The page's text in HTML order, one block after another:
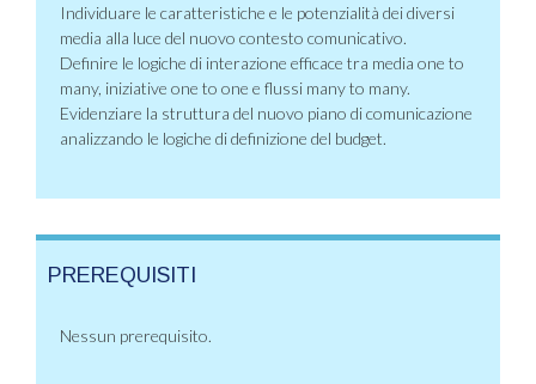
Individuare le caratteristiche e le potenzialità dei diversi
media alla luce del nuovo contesto comunicativo.
Definire le logiche di interazione efficace tra media one to
many, iniziative one to one e flussi many to many.
Evidenziare la struttura del nuovo piano di comunicazione
analizzando le logiche di definizione del budget.
PREREQUISITI
Nessun prerequisito.